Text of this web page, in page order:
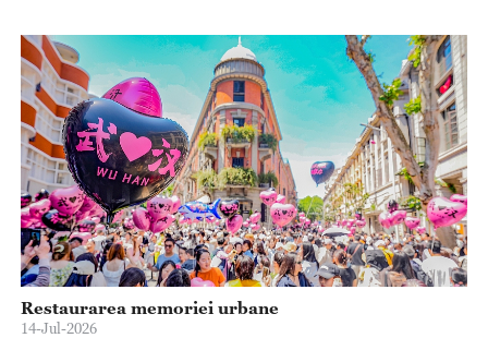
Restaurarea memoriei urbane
14-Jul-2026